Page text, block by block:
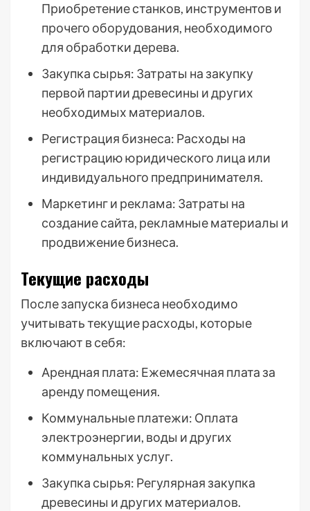
Приобретение станков, инструментов и
прочего оборудования, необходимого
для обработки дерева.
Закупка сырья: Затраты на закупку
первой партии древесины и других
необходимых материалов.
Регистрация бизнеса: Расходы на
регистрацию юридического лица или
индивидуального предпринимателя.
Маркетинг и реклама: Затраты на
создание сайта, рекламные материалы и
продвижение бизнеса.
Текущие расходы
После запуска бизнеса необходимо
учитывать текущие расходы, которые
включают в себя:
Арендная плата: Ежемесячная плата за
аренду помещения.
Коммунальные платежи: Оплата
электроэнергии, воды и других
коммунальных услуг.
Закупка сырья: Регулярная закупка
древесины и других материалов.